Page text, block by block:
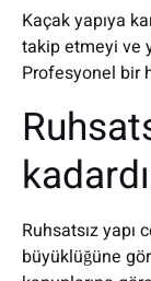
Kaçak yapıya
takip etmeyi ve
Profesyonel bir
Ruhsatsız yapı
büyüklüğüne